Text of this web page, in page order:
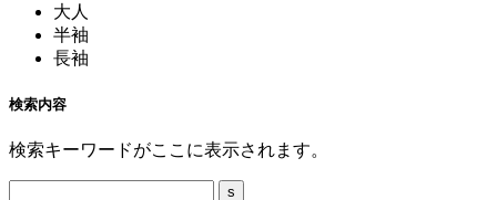
大人
半袖
長袖
検索内容
検索キーワードがここに表示されます。